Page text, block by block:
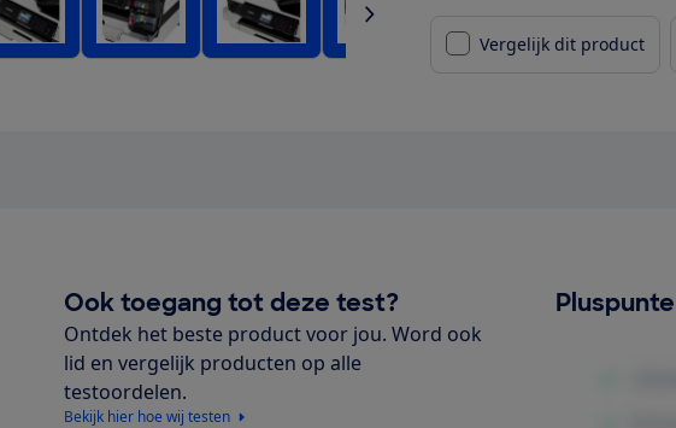
Vergelijk dit product
Ook toegang tot deze test?
Ontdek het beste product voor jou. Word ook
lid en vergelijk producten op alle
testoordelen.
Bekijk hier hoe wij testen